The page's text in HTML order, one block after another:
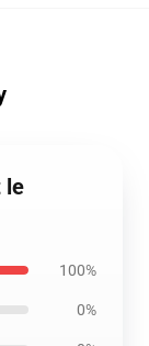
le
100%
0%